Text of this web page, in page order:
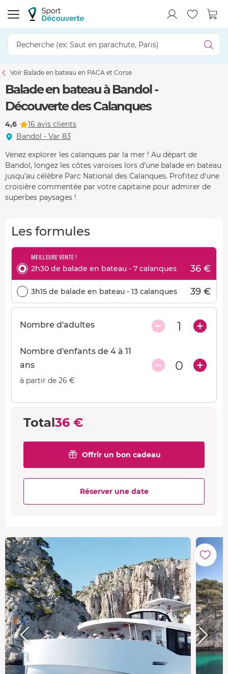
Voir Balade en bateau en PACA et Corse
Balade en bateau à Bandol -
Découverte des Calanques
4,6
16 avis clients
Bandol - Var 83
Venez explorer les calanques par la mer ! Au départ de
Bandol, longez les côtes varoises lors d'une balade en bateau
jusqu'au célèbre Parc National des Calanques. Profitez d'une
croisière commentée par votre capitaine pour admirer de
superbes paysages !
Les formules
MEILLEURE VENTE !
2h30 de balade en bateau - 7 calanques 36 €
3h15 de balade en bateau - 13 calanques 39 €
Nombre d'adultes 1
Nombre d'enfants de 4 à 11
ans
à partir de 26 €
0
Total36 €
Offrir un bon cadeau
Réserver une date